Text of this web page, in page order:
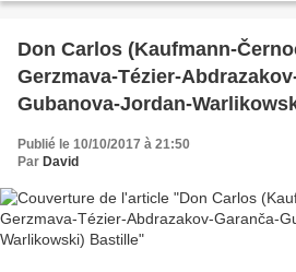
Don Carlos (Kaufmann-
Gerzmava-Tézier-
Gubanova-Jordan-
Publié le 10/10/2017 à 21:50
Par David